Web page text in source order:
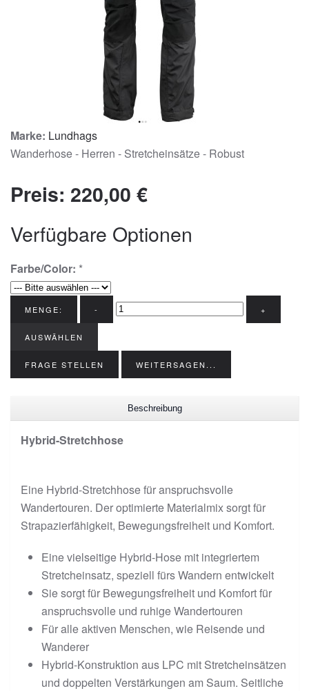
Marke: Lundhags
Wanderhose - Herren - Stretcheinsätze - Robust
Preis: 220,00 €
Verfügbare Optionen
Farbe/Color: *
MENGE: - +
AUSWÄHLEN
FRAGE STELLEN WEITERSAGEN...
Beschreibung
Hybrid-Stretchhose
Eine Hybrid-Stretchhose für anspruchsvolle
Wandertouren. Der optimierte Materialmix sorgt für
Strapazierfähigkeit, Bewegungsfreiheit und Komfort.
Eine vielseitige Hybrid-Hose mit integriertem
Stretcheinsatz, speziell fürs Wandern entwickelt
Sie sorgt für Bewegungsfreiheit und Komfort für
anspruchsvolle und ruhige Wandertouren
Für alle aktiven Menschen, wie Reisende und
Wanderer
Hybrid-Konstruktion aus LPC mit Stretcheinsätzen
und doppelten Verstärkungen am Saum. Seitliche